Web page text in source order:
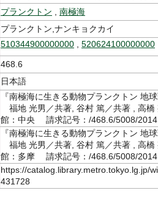
プランクトン
南極海
プランクトン,ナンキョクカイ
510344900000000 520624100000000
468.6
日本語
『南極海に生きる動物プランクトン 地
福地 光男／共著, 谷村 篤／共著 , 高
館：中央 請求記号：/468.6/5008/
『南極海に生きる動物プランクトン 地
福地 光男／共著, 谷村 篤／共著 , 高
館：多摩 請求記号：/468.6/5008/
https://catalog.library.metro.tokyo.lg.jp/
431728